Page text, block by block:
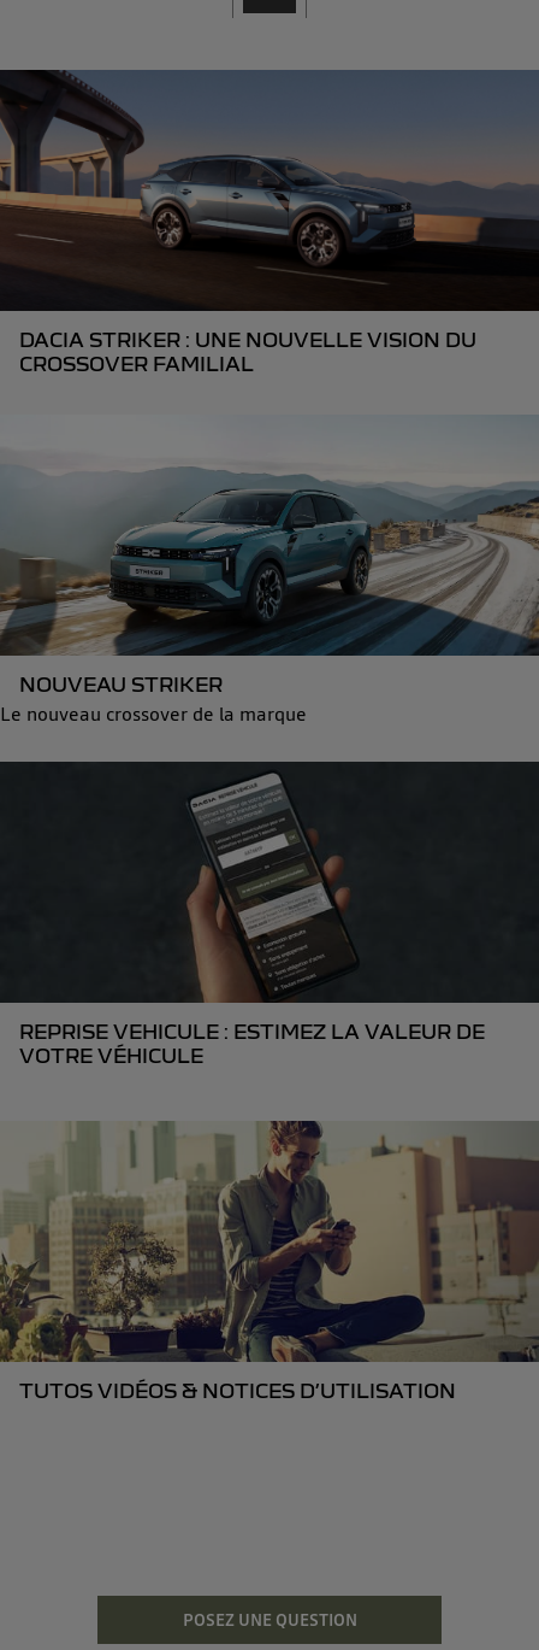
DACIA STRIKER : UNE NOUVELLE VISION DU
CROSSOVER FAMILIAL
NOUVEAU STRIKER
Le nouveau crossover de la marque
REPRISE VEHICULE : ESTIMEZ LA VALEUR DE
VOTRE VÉHICULE
TUTOS VIDÉOS & NOTICES D’UTILISATION
POSEZ UNE QUESTION